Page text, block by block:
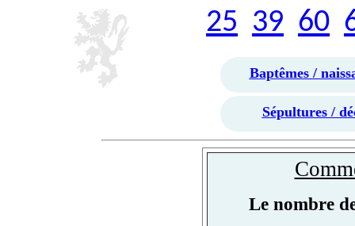
25 39 60
Baptêmes /
Sépultures /
Le nombre